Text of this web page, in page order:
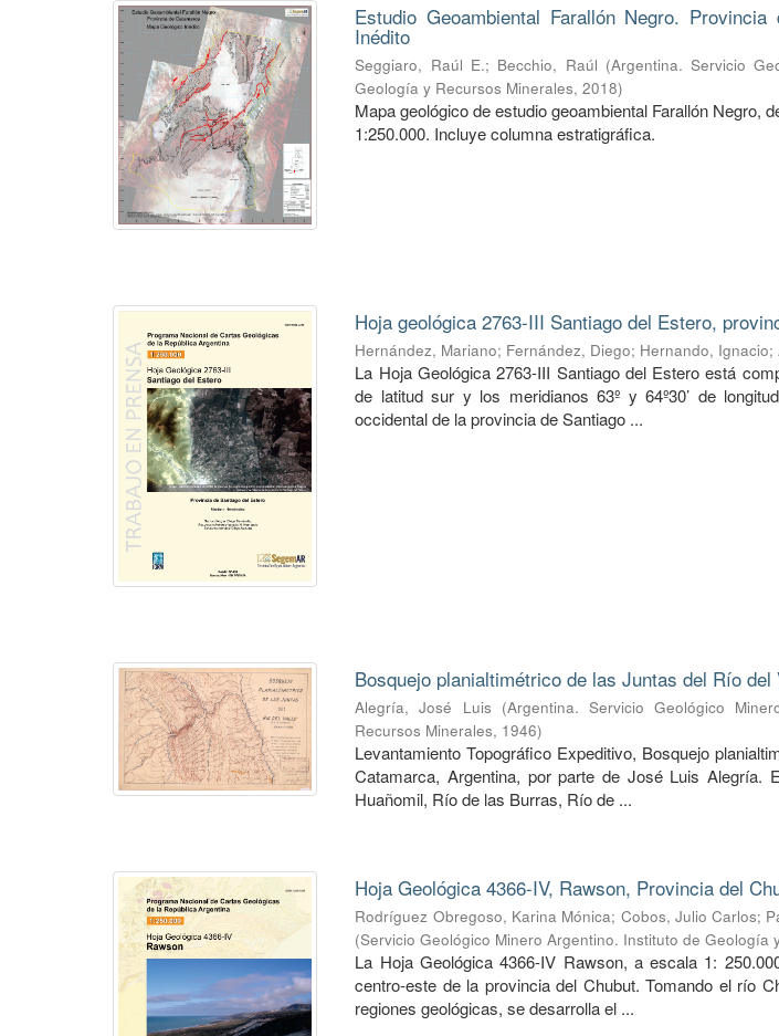
Estudio Geoambiental Farallón Negro.
Inédito
Seggiaro, Raúl E.; Becchio, Raúl (Argentina. Servicio
Geología y Recursos Minerales,2018)
Mapa geológico de estudio geoambiental Farallón Negro,
1:250.000. Incluye columna estratigráfica.
Hoja geológica 2763-III Santiago del Estero,
Hernández, Mariano; Fernández, Diego; Hernando, Ignacio;
La Hoja Geológica 2763-III Santiago del Estero está
de latitud sur y los meridianos 63º y 64º30’ de
occidental de la provincia de Santiago ...
Bosquejo planialtimétrico de las Juntas del Río
Alegría, José Luis (Argentina. Servicio Geológico
Recursos Minerales, 1946)
Levantamiento Topográfico Expeditivo, Bosquejo
Catamarca, Argentina, por parte de José Luis Alegría.
Huañomil, Río de las Burras, Río de ...
Hoja Geológica 4366-IV, Rawson, Provincia del
Rodríguez Obregoso, Karina Mónica; Cobos, Julio Carlos;
(Servicio Geológico Minero Argentino. Instituto de Geología
La Hoja Geológica 4366-IV Rawson, a escala 1:
centro-este de la provincia del Chubut. Tomando el río
regiones geológicas, se desarrolla el ...